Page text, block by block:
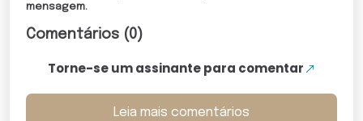
mensagem.
Comentários (0)
Torne-se um assinante para comentar
Leia mais comentários